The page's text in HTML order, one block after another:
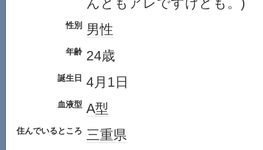
んともアレですけども。)
性別 男性
年齢 24歳
誕生日 4月1日
血液型 A型
住んでいるところ 三重県